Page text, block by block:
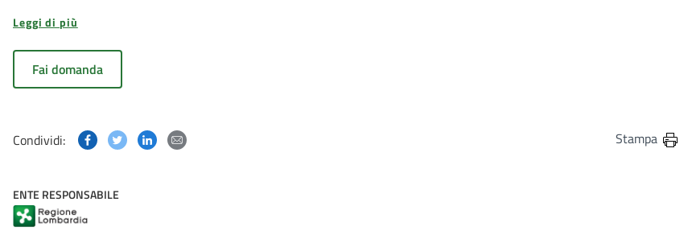
Leggi di più
Fai domanda
Condividi: Condividi questa pagina su Facebook
Condividi questa pagina su Twitter
Condividi questa pagina su Linkedin Stampa
ENTE RESPONSABILE